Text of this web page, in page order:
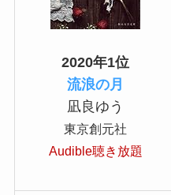
2020年1位
流浪の月
凪良ゆう
東京創元社
Audible聴き放題